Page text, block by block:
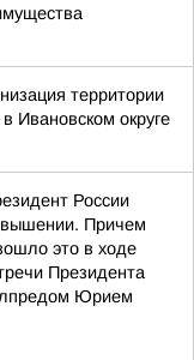
территории
Ивановском округе
России
Причем
это в ходе
Президента
Юрием